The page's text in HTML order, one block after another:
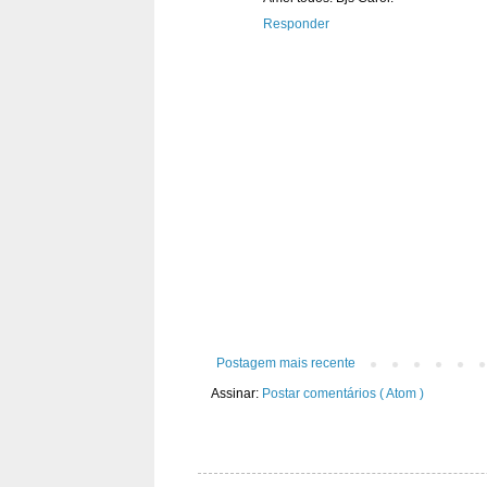
Responder
Postagem mais recente
Assinar: Postar comentários ( Atom )